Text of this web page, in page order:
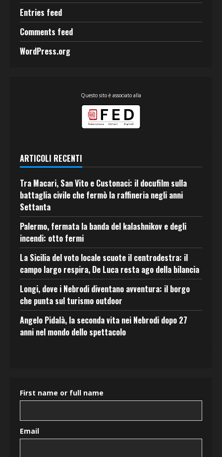
Entries feed
Comments feed
WordPress.org
Questo sito è associato alla
ARTICOLI RECENTI
Tra Macari, San Vito e Custonaci: il docufilm sulla
battaglia civile che fermò la raffineria negli anni
Settanta
Palermo, fermata la banda del kalashnikov e degli
incendi: otto fermi
La Sicilia del voto locale scuote il centrodestra: il
campo largo respira, De Luca resta ago della bilancia
Longi, dove i Nebrodi diventano avventura: il borgo
che punta sul turismo outdoor
Angelo Pidalà, la seconda vita nei Nebrodi dopo 27
anni nel mondo dello spettacolo
First name or full name
Email